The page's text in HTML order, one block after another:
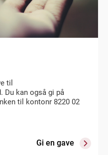
til
Du kan også gi på
til kontonr 8220 02
Gi en gave